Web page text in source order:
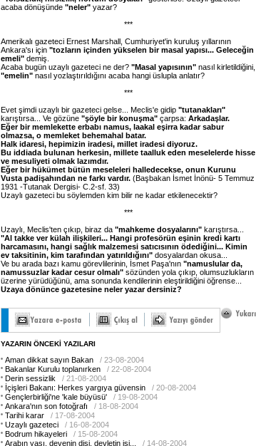
acaba dönüşünde "neler" yazar?
***
Amerikalı gazeteci Ernest Marshall, Cumhuriyet'in kuruluş yıllarının
Ankara'sı için "tozların içinden yükselen bir masal yapısı... Geleceğin
emeli" demiş.
Acaba bugün uzaylı gazeteci ne der? "Masal yapısının" nasıl kirletildiğini,
"emelin" nasıl yozlaştırıldığını acaba hangi üslupla anlatır?
***
Evet şimdi uzaylı bir gazeteci gelse... Meclis'e gidip "tutanakları"
karıştırsa... Ve gözüne "şöyle bir konuşma" çarpsa: Arkadaşlar.
Eğer bir memlekette erbabı namus, laakal eşirra kadar sabur
olmazsa, o memleket behemahal batar.
Halk idaresi, hepimizin iradesi, millet iradesi diyoruz.
Bu iddiada bulunan herkesin, millete taalluk eden meselelerde hisse
ve mesuliyeti olmak lazımdır.
Eğer bir hükümet bütün meseleleri halledecekse, onun Kurunu
Vusta padişahından ne farkı vardır. (Başbakan İsmet İnönü- 5 Temmuz
1931 -Tutanak Dergisi- C.2-sf. 33)
Uzaylı gazeteci bu söylemden kim bilir ne kadar etkilenecektir?
***
Uzaylı, Meclis'ten çıkıp, biraz da "mahkeme dosyalarını" karıştırsa...
"Al takke ver külah ilişkileri... Hangi profesörün eşinin kredi kartı
harcamasını, hangi sağlık malzemesi satıcısının ödediğini... Kimin
ev taksitinin, kim tarafından yatırıldığını" dosyalardan okusa...
Ve bu arada bazı kamu görevlilerinin, İsmet Paşa'nın "namuslular da,
namussuzlar kadar cesur olmalı" sözünden yola çıkıp, olumsuzlukların
üzerine yürüdüğünü, ama sonunda kendilerinin eleştirildiğini öğrense...
Uzaya dönünce gazetesine neler yazar dersiniz?
YAZARIN ÖNCEKİ YAZILARI
Aman dikkat sayın Bakan
/ 23-08-2004
Bakanlar Kurulu toplanırken
/ 22-08-2004
Derin sessizlik
/ 21-08-2004
İçişleri Bakanı: Herkes yargıya güvensin
/ 20-08-2004
Gençlerbirliği'ne 'kale büyüsü'
/ 19-08-2004
Ankara'nın son fotoğrafı
/ 18-08-2004
Tarihi karar
/ 17-08-2004
Uzaylı gazeteci
/ 16-08-2004
Bodrum hikayeleri
/ 15-08-2004
Arabın yaşı, devenin dişi, devletin işi...
/ 14-08-2004